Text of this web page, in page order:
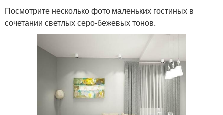
Посмотрите несколько фото маленьких гостиных в
сочетании светлых серо-бежевых тонов.